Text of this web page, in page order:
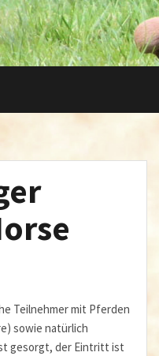
Teilnehmer mit Pferden
sowie natürlich
gesorgt, der Eintritt ist